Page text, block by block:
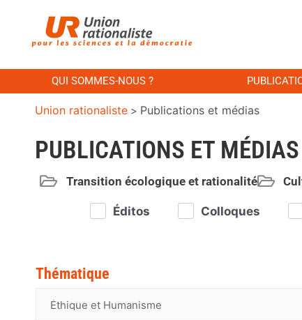
QUI SOMMES-NOUS ?
Union rationaliste > Publications et médias
PUBLICATIONS ET MÉDIAS
Transition écologique et rationalité
Éditos Colloques
Thématique